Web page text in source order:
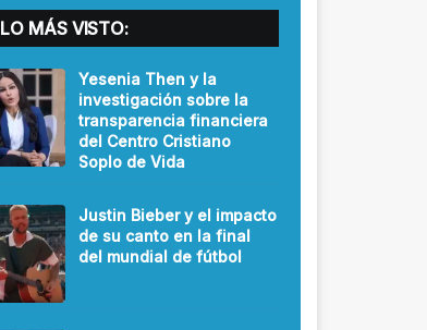
LO MÁS VISTO:
Yesenia Then y la
investigación sobre la
transparencia financiera
del Centro Cristiano
Soplo de Vida
Justin Bieber y el impacto
de su canto en la final
del mundial de fútbol